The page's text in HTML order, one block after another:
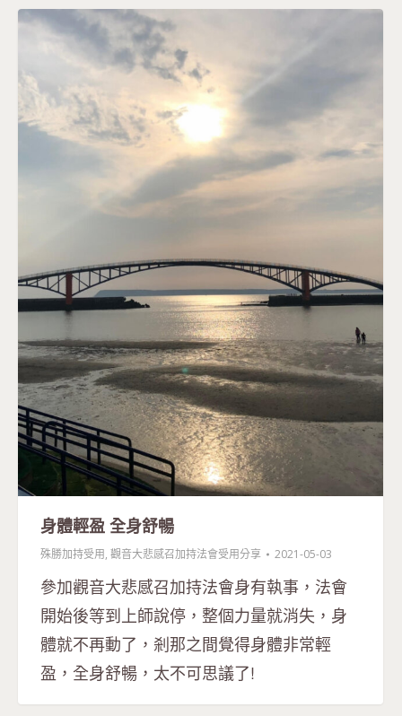
身體輕盈 全身舒暢
殊勝加持受用, 觀音大悲感召加持法會受用分享 2021-05-03
參加觀音大悲感召加持法會身有執事，法會
開始後等到上師說停，整個力量就消失，身
體就不再動了，剎那之間覺得身體非常輕
盈，全身舒暢，太不可思議了!